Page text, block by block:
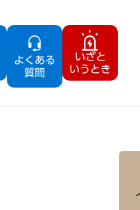
よくある
質問
いざと
いうとき